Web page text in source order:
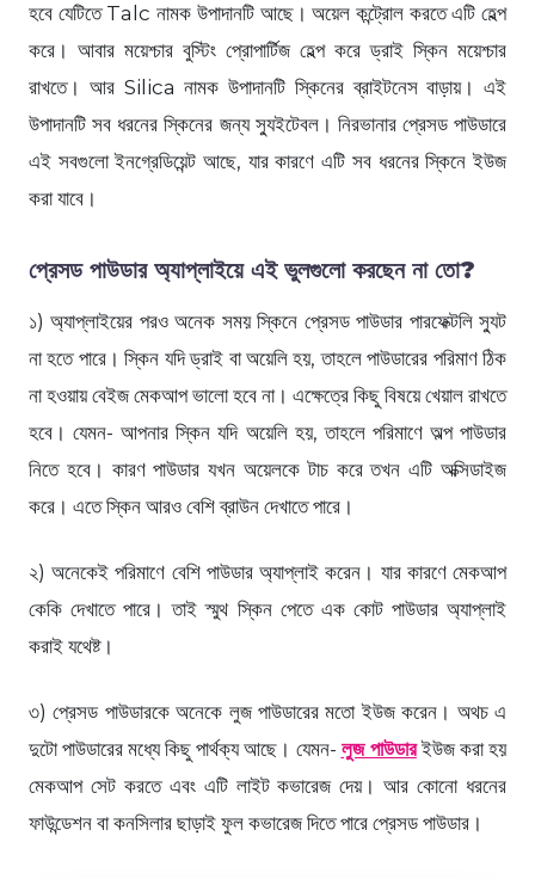
হবে যেটিতে Talc নামক উপাদানটি আছে। অয়েল কন্ট্রোল করতে এটি হেল্প
করে। আবার ময়েশ্চার বুস্টিং প্রোপার্টিজ হেল্প করে ড্রাই স্কিন ময়েশ্চার
রাখতে। আর Silica নামক উপাদানটি স্কিনের ব্রাইটনেস বাড়ায়। এই
উপাদানটি সব ধরনের স্কিনের জন্য স্যুইটেবল। নিরভানার প্রেসড পাউডারে
এই সবগুলো ইনগ্রেডিয়েন্ট আছে, যার কারণে এটি সব ধরনের স্কিনে ইউজ
করা যাবে।
প্রেসড পাউডার অ্যাপ্লাইয়ে এই ভুলগুলো করছেন না তো?
১) অ্যাপ্লাইয়ের পরও অনেক সময় স্কিনে প্রেসড পাউডার পারফেক্টলি স্যুট
না হতে পারে। স্কিন যদি ড্রাই বা অয়েলি হয়, তাহলে পাউডারের পরিমাণ ঠিক
না হওয়ায় বেইজ মেকআপ ভালো হবে না। এক্ষেত্রে কিছু বিষয়ে খেয়াল রাখতে
হবে। যেমন- আপনার স্কিন যদি অয়েলি হয়, তাহলে পরিমাণে অল্প পাউডার
নিতে হবে। কারণ পাউডার যখন অয়েলকে টাচ করে তখন এটি অক্সিডাইজ
করে। এতে স্কিন আরও বেশি ব্রাউন দেখাতে পারে।
২) অনেকেই পরিমাণে বেশি পাউডার অ্যাপ্লাই করেন। যার কারণে মেকআপ
কেকি দেখাতে পারে। তাই স্মুথ স্কিন পেতে এক কোট পাউডার অ্যাপ্লাই
করাই যথেষ্ট।
৩) প্রেসড পাউডারকে অনেকে লুজ পাউডারের মতো ইউজ করেন। অথচ এ
দুটো পাউডারের মধ্যে কিছু পার্থক্য আছে। যেমন- লুজ পাউডারইউজ করা হয়
মেকআপ সেট করতে এবং এটি লাইট কভারেজ দেয়। আর কোনো ধরনের
ফাউন্ডেশন বা কনসিলার ছাড়াই ফুল কভারেজ দিতে পারে প্রেসড পাউডার।